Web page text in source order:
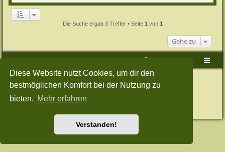
Diese Website nutzt Cookies, um dir den
bestmöglichen Komfort bei der Nutzung zu
bieten. Mehr erfahren
Verstanden!
Die Suche ergab 3 Treffer • Seite 1 von 1
Gehe zu
Powered byphpBB ® Forum Software © phpBB Limited
Deutsche Übersetzung durchphpBB.de
Datenschutz |Nutzungsbedingungen